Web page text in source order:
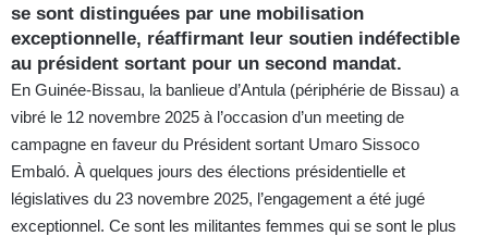
se sont distinguées par une mobilisation
exceptionnelle, réaffirmant leur soutien indéfectible
au président sortant pour un second mandat.
En Guinée-Bissau, la banlieue d’Antula (périphérie de Bissau) a
vibré le 12 novembre 2025 à l’occasion d’un meeting de
campagne en faveur du Président sortant Umaro Sissoco
Embaló. À quelques jours des élections présidentielle et
législatives du 23 novembre 2025, l’engagement a été jugé
exceptionnel. Ce sont les militantes femmes qui se sont le plus